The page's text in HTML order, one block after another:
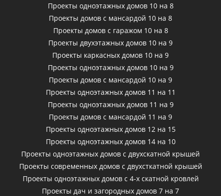
Проекты одноэтажных домов 10 на 8
Проекты домов с мансардой 10 на 8
Проекты домов с гаражом 10 на 8
Проекты двухэтажных домов 10 на 9
Проекты каркасных домов 10 на 9
Проекты одноэтажных домов 10 на 9
Проекты домов с мансардой 10 на 9
Проекты одноэтажных домов 11 на 11
Проекты одноэтажных домов 11 на 9
Проекты домов с мансардой 11 на 9
Проекты одноэтажных домов 12 на 15
Проекты одноэтажных домов 14 на 10
Проекты одноэтажных домов с двухскатной крышей
Проекты современных домов с двухсткатной крышей
Проекты одноэтажных домов с 4-х скатной кровлей
Проекты дач и загородных домов 7 на 7